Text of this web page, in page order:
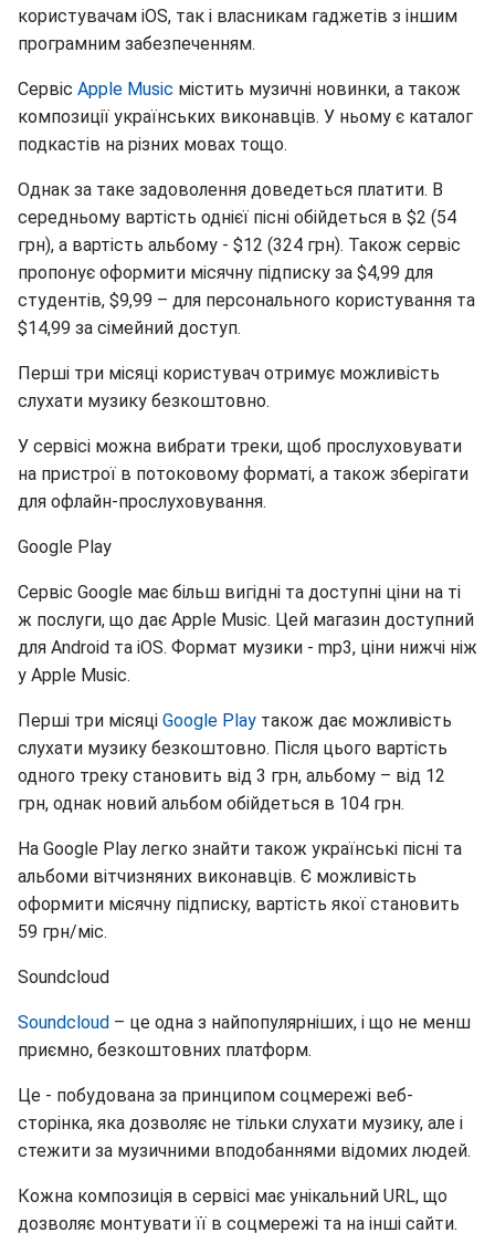
користувачам iOS, так і власникам гаджетів з іншим
програмним забезпеченням.
Сервіс Apple Music містить музичні новинки, а також
композиції українських виконавців. У ньому є каталог
подкастів на різних мовах тощо.
Однак за таке задоволення доведеться платити. В
середньому вартість однієї пісні обійдеться в $2 (54
грн), а вартість альбому - $12 (324 грн). Також сервіс
пропонує оформити місячну підписку за $4,99 для
студентів, $9,99 – для персонального користування та
$14,99 за сімейний доступ.
Перші три місяці користувач отримує можливість
слухати музику безкоштовно.
У сервісі можна вибрати треки, щоб прослуховувати
на пристрої в потоковому форматі, а також зберігати
для офлайн-прослуховування.
Google Play
Сервіс Google має більш вигідні та доступні ціни на ті
ж послуги, що дає Apple Music. Цей магазин доступний
для Android та iOS. Формат музики - mp3, ціни нижчі ніж
у Apple Music.
Перші три місяці Google Play також дає можливість
слухати музику безкоштовно. Після цього вартість
одного треку становить від 3 грн, альбому – від 12
грн, однак новий альбом обійдеться в 104 грн.
На Google Play легко знайти також українські пісні та
альбоми вітчизняних виконавців. Є можливість
оформити місячну підписку, вартість якої становить
59 грн/міс.
Soundcloud
Soundcloud – це одна з найпопулярніших, і що не менш
приємно, безкоштовних платформ.
Це - побудована за принципом соцмережі веб-
сторінка, яка дозволяє не тільки слухати музику, але і
стежити за музичними вподобаннями відомих людей.
Кожна композиція в сервісі має унікальний URL, що
дозволяє монтувати її в соцмережі та на інші сайти.